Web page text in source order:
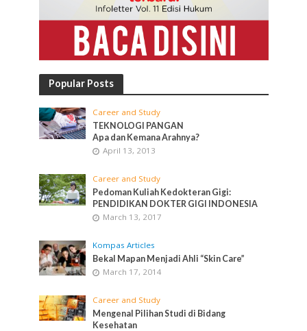
Popular Posts
Career and Study
TEKNOLOGI PANGAN
Apa dan Kemana Arahnya?
April 13, 2013
Career and Study
Pedoman Kuliah Kedokteran Gigi:
PENDIDIKAN DOKTER GIGI INDONESIA
March 13, 2017
Kompas Articles
Bekal Mapan Menjadi Ahli “Skin Care”
March 17, 2014
Career and Study
Mengenal Pilihan Studi di Bidang
Kesehatan